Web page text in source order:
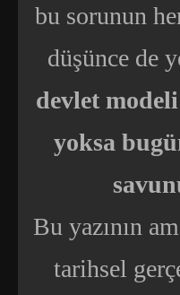
bu sorunun
düşünce de
devlet
yoksa
Bu yazının
tarihsel